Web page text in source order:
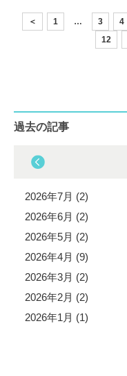
＜ 1 … 3 4
12
過去の記事
2026年7月 (2)
2026年6月 (2)
2026年5月 (2)
2026年4月 (9)
2026年3月 (2)
2026年2月 (2)
2026年1月 (1)